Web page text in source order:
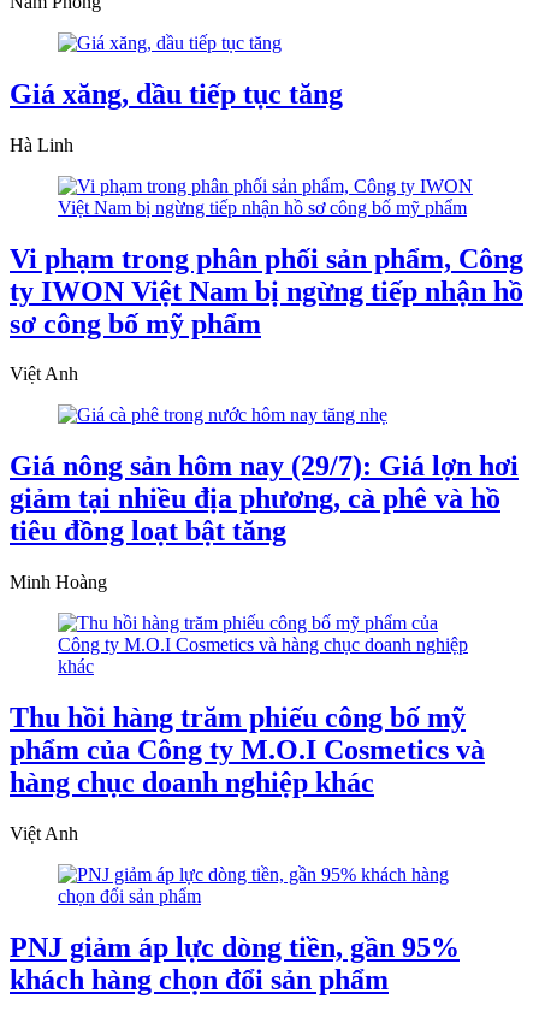
Giá xăng, dầu tiếp tục tăng
Hà Linh
Vi phạm trong phân phối sản phẩm, Công
ty IWON Việt Nam bị ngừng tiếp nhận hồ
sơ công bố mỹ phẩm
Việt Anh
Giá nông sản hôm nay (29/7): Giá lợn hơi
giảm tại nhiều địa phương, cà phê và hồ
tiêu đồng loạt bật tăng
Minh Hoàng
Thu hồi hàng trăm phiếu công bố mỹ
phẩm của Công ty M.O.I Cosmetics và
hàng chục doanh nghiệp khác
Việt Anh
PNJ giảm áp lực dòng tiền, gần 95%
khách hàng chọn đổi sản phẩm